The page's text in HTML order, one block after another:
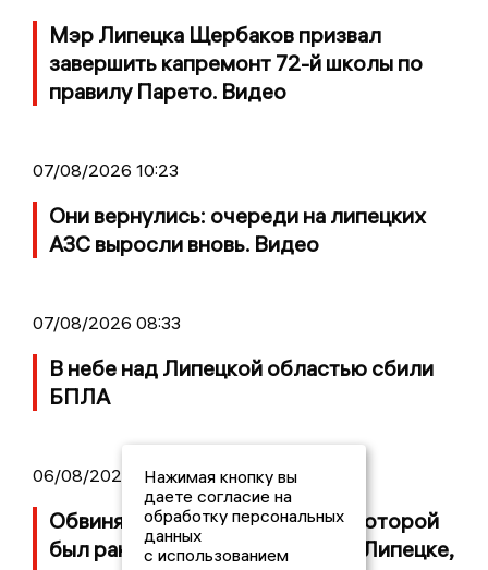
Мэр Липецка Щербаков призвал
завершить капремонт 72-й школы по
правилу Парето. Видео
07/08/2026 10:23
Они вернулись: очереди на липецких
АЗС выросли вновь. Видео
07/08/2026 08:33
В небе над Липецкой областью сбили
БПЛА
06/08/2026 13:12
Обвиняемого в стрельбе, при которой
был ранен 8-летний ребенок в Липецке,
Нажимая кнопку вы
даете согласие на
обработку персональных
данных
с использованием